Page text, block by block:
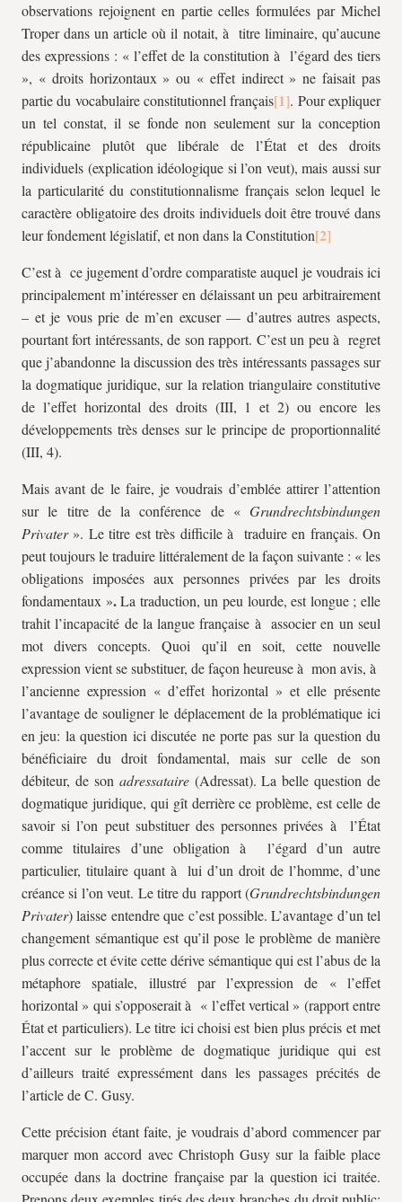
observations rejoignent en partie celles formulées par Michel
Troper dans un article où il notait, à titre liminaire, qu’aucune
des expressions : « l’effet de la constitution à l’égard des tiers
», « droits horizontaux » ou « effet indirect » ne faisait pas
partie du vocabulaire constitutionnel français
. Pour expliquer
un tel constat, il se fonde non seulement sur la conception
républicaine plutôt que libérale de l’État et des droits
individuels (explication idéologique si l’on veut), mais aussi sur
la particularité du constitutionnalisme français selon lequel le
caractère obligatoire des droits individuels doit être trouvé dans
leur fondement législatif, et non dans la Constitution
C’est à ce jugement d’ordre comparatiste auquel je voudrais ici
principalement m’intéresser en délaissant un peu arbitrairement
– et je vous prie de m’en excuser — d’autres autres aspects,
pourtant fort intéressants, de son rapport. C’est un peu à regret
que j’abandonne la discussion des très intéressants passages sur
la dogmatique juridique, sur la relation triangulaire constitutive
de l’effet horizontal des droits (III, 1 et 2) ou encore les
développements très denses sur le principe de proportionnalité
(III, 4).
Mais avant de le faire, je voudrais d’emblée attirer l’attention
sur le titre de la conférence de « Grundrechtsbindungen
Privater ». Le titre est très difficile à traduire en français. On
peut toujours le traduire littéralement de la façon suivante : « les
obligations imposées aux personnes privées par les droits
fondamentaux ».La traduction, un peu lourde, est longue ; elle
trahit l’incapacité de la langue française à associer en un seul
mot divers concepts. Quoi qu’il en soit, cette nouvelle
expression vient se substituer, de façon heureuse à mon avis, à
l’ancienne expression « d’effet horizontal » et elle présente
l’avantage de souligner le déplacement de la problématique ici
en jeu: la question ici discutée ne porte pas sur la question du
bénéficiaire du droit fondamental, mais sur celle de son
débiteur, de son adressataire(Adressat). La belle question de
dogmatique juridique, qui gît derrière ce problème, est celle de
savoir si l’on peut substituer des personnes privées à l’État
comme titulaires d’une obligation à l’égard d’un autre
particulier, titulaire quant à lui d’un droit de l’homme, d’une
créance si l’on veut. Le titre du rapport (Grundrechtsbindungen
Privater) laisse entendre que c’est possible. L’avantage d’un tel
changement sémantique est qu’il pose le problème de manière
plus correcte et évite cette dérive sémantique qui est l’abus de la
métaphore spatiale, illustré par l’expression de « l’effet
horizontal » qui s’opposerait à « l’effet vertical » (rapport entre
État et particuliers). Le titre ici choisi est bien plus précis et met
l’accent sur le problème de dogmatique juridique qui est
d’ailleurs traité expressément dans les passages précités de
l’article de C. Gusy.
Cette précision étant faite, je voudrais d’abord commencer par
marquer mon accord avec Christoph Gusy sur la faible place
occupée dans la doctrine française par la question ici traitée.